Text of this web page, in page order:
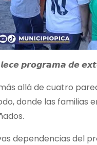
𝙥𝙧𝙤𝙜𝙧𝙖𝙢𝙖 𝙙𝙚
allá de cuatro
donde las familias
dependencias del